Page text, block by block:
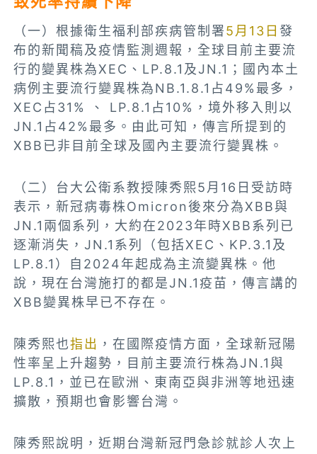
（一）根據衛生福利部疾病管制署5月13日發
布的新聞稿及疫情監測週報，全球目前主要流
行的變異株為XEC、LP.8.1及JN.1；國內本土
病例主要流行變異株為NB.1.8.1占49%最多，
XEC占31% 、 LP.8.1占10%，境外移入則以
JN.1占42%最多。由此可知，傳言所提到的
XBB已非目前全球及國內主要流行變異株。
（二）台大公衛系教授陳秀熙5月16日受訪時
表示，新冠病毒株Omicron後來分為XBB與
JN.1兩個系列，大約在2023年時XBB系列已
逐漸消失，JN.1系列（包括XEC、KP.3.1及
LP.8.1）自2024年起成為主流變異株。他
說，現在台灣施打的都是JN.1疫苗，傳言講的
XBB變異株早已不存在。
陳秀熙也指出 ，在國際疫情方面，全球新冠陽
性率呈上升趨勢，目前主要流行株為JN.1與
LP.8.1，並已在歐洲、東南亞與非洲等地迅速
擴散，預期也會影響台灣。
陳秀熙說明，近期台灣新冠門急診就診人次上